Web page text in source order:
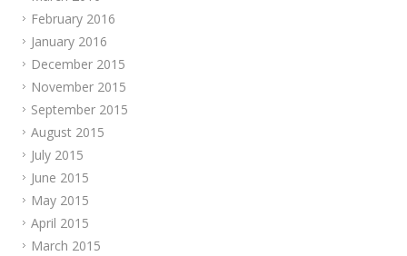
February 2016
January 2016
December 2015
November 2015
September 2015
August 2015
July 2015
June 2015
May 2015
April 2015
March 2015